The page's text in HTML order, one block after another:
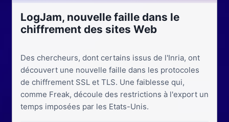
LogJam, nouvelle faille dans le
chiffrement des sites Web
Des chercheurs, dont certains issus de l'Inria, ont
découvert une nouvelle faille dans les protocoles
de chiffrement SSL et TLS. Une faiblesse qui,
comme Freak, découle des restrictions à l'export un
temps imposées par les Etats-Unis.